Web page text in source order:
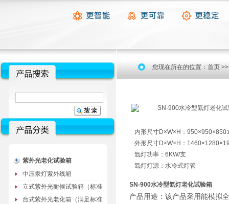
紫外光老化试验箱
中压汞灯紫外线箱
立式紫外光耐候试验箱（标准
型）
台式紫外光老化箱（满足标准
您现在所在的位置： 首页
内形尺寸D×W×H：
外形尺寸D×W×H：
氙灯功率：6KW/支
氙灯灯源：水冷式灯管
SN-900水冷型氙灯老化试验箱
产品用途：该产品采用能模拟